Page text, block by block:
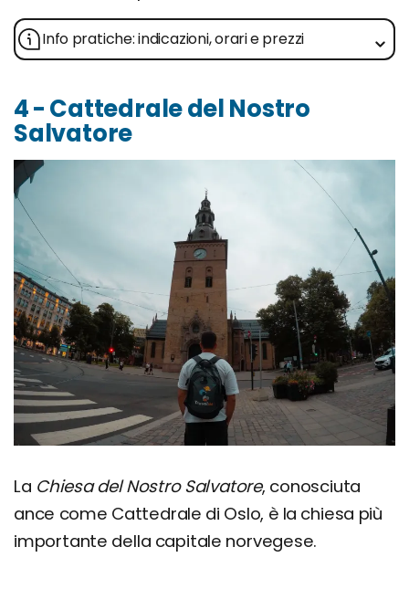
Info pratiche: indicazioni, orari e prezzi
4 - Cattedrale del Nostro
Salvatore
La Chiesa del Nostro Salvatore, conosciuta
ance come Cattedrale di Oslo, è la chiesa più
importante della capitale norvegese.